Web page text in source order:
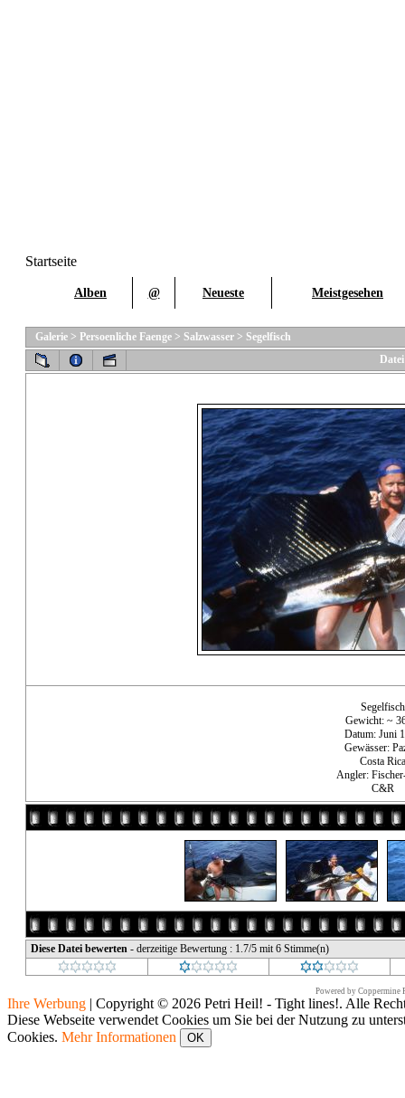
Startseite
Alben @ Neueste Meistgesehen
Galerie > Persoenliche Faenge > Salzwasser > Segelfisch
Segelfisch
Gewicht: ~
Datum: Juni
Gewässer:
Costa Rica
Angler:
C&R
Diese Datei bewerten - derzeitige Bewertung : 1.7/5 mit 6 Stimme(n)
Powered by Coppermine
Ihre Werbung | Copyright © 2026 Petri Heil! - Tight lines!. Alle
Diese Webseite verwendet Cookies um Sie bei der Nutzung zu
Cookies. Mehr Informationen OK